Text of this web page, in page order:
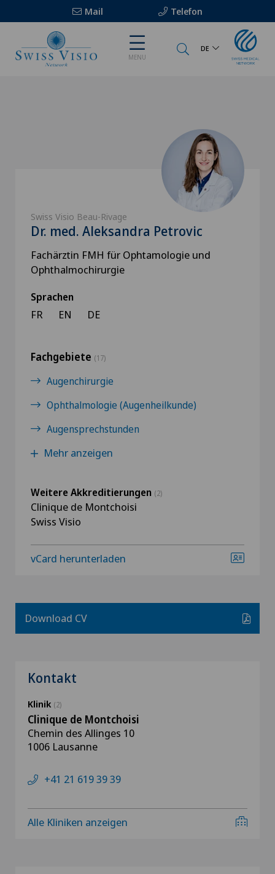
Mail Telefon
MENU
DE
Swiss Visio Beau-Rivage
Dr. med. Aleksandra Petrovic
Fachärztin FMH für Ophtamologie und
Ophthalmochirurgie
Sprachen
FR EN DE
Fachgebiete (17)
Augenchirurgie
Ophthalmologie (Augenheilkunde)
Augensprechstunden
Mehr anzeigen
Weitere Akkreditierungen (2)
Clinique de Montchoisi
Swiss Visio
vCard herunterladen
Download CV
Kontakt
Klinik (2)
Clinique de Montchoisi
Chemin des Allinges 10
1006 Lausanne
+41 21 619 39 39
Alle Kliniken anzeigen